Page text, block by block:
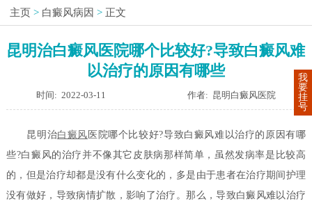
主页 > 白癜风病因 > 正文
昆明治白癜风医院哪个比较好?导致白癜风难
以治疗的原因有哪些
时间: 2022-03-11 作者: 昆明白癜风医院
昆明治白癜风 医院哪个比较好?导致白癜风难以治疗的原因有哪
些?白癜风的治疗并不像其它皮肤病那样简单，虽然发病率是比较高
的，但是治疗却都是没有什么变化的，多是由于患者在治疗期间护理
没有做好，导致病情扩散，影响了治疗。那么，导致白癜风难以治疗
我
要
挂
号